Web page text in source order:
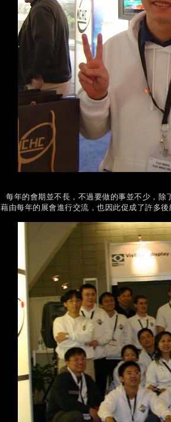
每年的會期並不長，不過要做的事並不少，除
藉由每年的展會進行交流，也因此促成了許多